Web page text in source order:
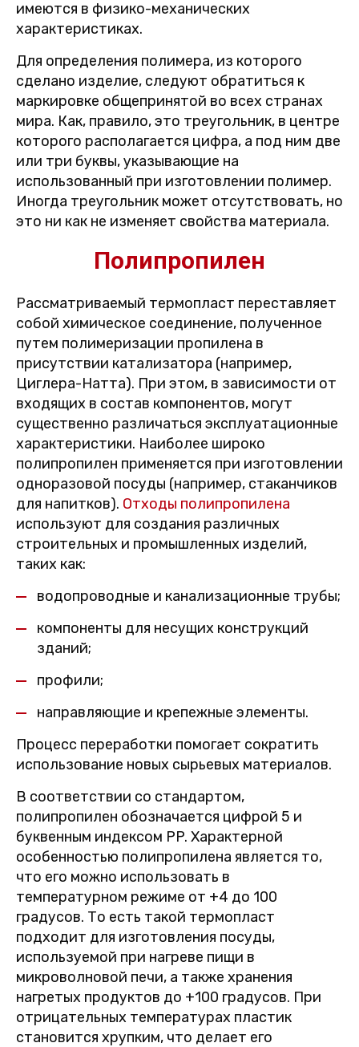
имеются в физико-механических
характеристиках.
Для определения полимера, из которого
сделано изделие, следуют обратиться к
маркировке общепринятой во всех странах
мира. Как, правило, это треугольник, в центре
которого располагается цифра, а под ним две
или три буквы, указывающие на
использованный при изготовлении полимер.
Иногда треугольник может отсутствовать, но
это ни как не изменяет свойства материала.
Полипропилен
Рассматриваемый термопласт переставляет
собой химическое соединение, полученное
путем полимеризации пропилена в
присутствии катализатора (например,
Циглера-Натта). При этом, в зависимости от
входящих в состав компонентов, могут
существенно различаться эксплуатационные
характеристики. Наиболее широко
полипропилен применяется при изготовлении
одноразовой посуды (например, стаканчиков
для напитков). Отходы полипропилена
используют для создания различных
строительных и промышленных изделий,
таких как:
водопроводные и канализационные трубы;
компоненты для несущих конструкций
зданий;
профили;
направляющие и крепежные элементы.
Процесс переработки помогает сократить
использование новых сырьевых материалов.
В соответствии со стандартом,
полипропилен обозначается цифрой 5 и
буквенным индексом PP. Характерной
особенностью полипропилена является то,
что его можно использовать в
температурном режиме от +4 до 100
градусов. То есть такой термопласт
подходит для изготовления посуды,
используемой при нагреве пищи в
микроволновой печи, а также хранения
нагретых продуктов до +100 градусов. При
отрицательных температурах пластик
становится хрупким, что делает его